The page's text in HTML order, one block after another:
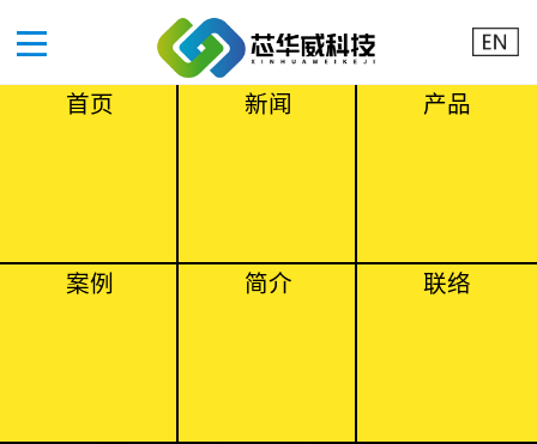
首页 新闻 产品
案例 简介 联络